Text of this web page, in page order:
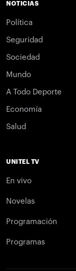
NOTICIAS
Política
Seguridad
Sociedad
Mundo
A Todo Deporte
Economía
Salud
UNITEL TV
En vivo
Novelas
Programación
Programas